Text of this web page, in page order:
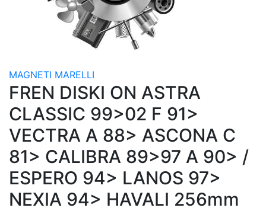
MAGNETI MARELLI
FREN DISKI ON ASTRA
CLASSIC 99>02 F 91>
VECTRA A 88> ASCONA C
81> CALIBRA 89>97 A 90> /
ESPERO 94> LANOS 97>
NEXIA 94> HAVALI 256mm